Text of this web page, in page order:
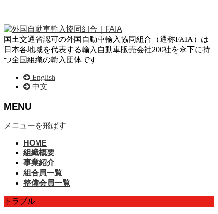
国土交通省認可の外国自動車輸入協同組合（通称FAIA）は
日本各地域を代表する輸入自動車販売会社200社を傘下に持
つ全国組織の輸入団体です
English
中文
MENU
メニューを飛ばす
HOME
組織概要
事業紹介
組合員一覧
整備会員一覧
トラブル